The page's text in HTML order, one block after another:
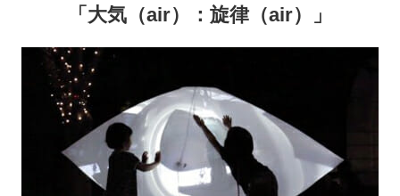
コラム
「大気（air）：旋律（air）」